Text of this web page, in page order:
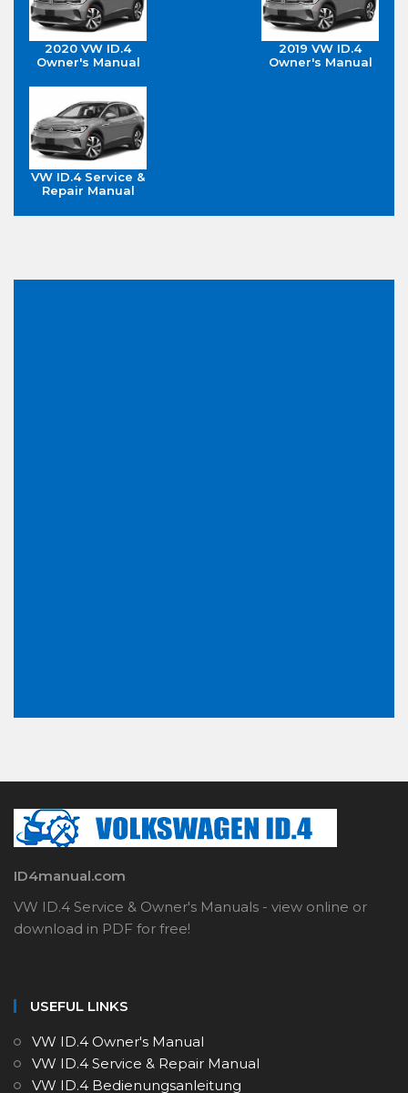
2020 VW ID.4
Owner's Manual
2019 VW ID.4
Owner's Manual
VW ID.4 Service &
Repair Manual
ID4manual.com
VW ID.4 Service & Owner's Manuals - view online or
download in PDF for free!
USEFUL LINKS
VW ID.4 Owner's Manual
VW ID.4 Service & Repair Manual
VW ID.4 Bedienungsanleitung